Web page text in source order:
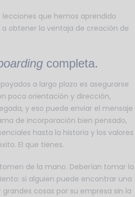
que hemos aprendido
obtener la ventaja de creación de
completa.
a largo plazo es asegurarse
poca orientación y dirección,
y eso puede enviar el mensaje
de incorporación bien pensado,
hasta la historia y los valores
El que tienes.
de la mano. Deberían tomar la
si alguien puede encontrar una
cosas por su empresa sin la